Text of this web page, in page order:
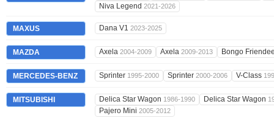
Niva Legend 2021-2026
MAXUS Dana V1 2023-2025
MAZDA Axela 2004-2009 Axela 2009-2013 Bongo
MERCEDES-BENZ Sprinter 1995-2000 Sprinter 2000-2006 V-Class
MITSUBISHI Delica Star Wagon 1986-1990 Delica Star Wagon
Pajero Mini 2005-2012